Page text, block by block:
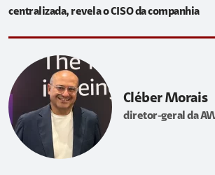
centralizada, revela o CISO da companhia
Cléber Morais
diretor-geral da